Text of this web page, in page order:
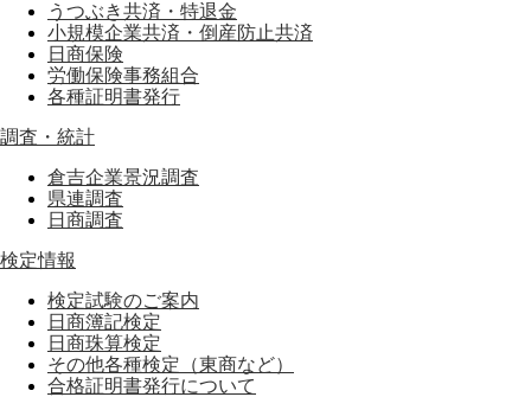
うつぶき共済・特退金
小規模企業共済・倒産防止共済
日商保険
労働保険事務組合
各種証明書発行
調査・統計
倉吉企業景況調査
県連調査
日商調査
検定情報
検定試験のご案内
日商簿記検定
日商珠算検定
その他各種検定（東商など）
合格証明書発行について